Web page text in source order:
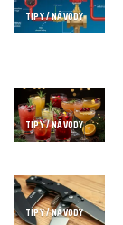
TIPY / NÁVODY
TIPY / NÁVODY
TIPY / NÁVODY